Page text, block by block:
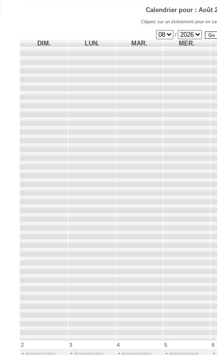
Calendrier pour : Août
Cliquez sur un évènement pour en
/
DIM. LUN. MAR. MER.
2
· Anniversaire
3
· Anniversaire
4
· Anniversaire
5
· Anniversaire
6
·